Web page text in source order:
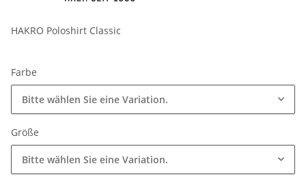
HAKRO Poloshirt Classic
Farbe
Bitte wählen Sie eine Variation.
Größe
Bitte wählen Sie eine Variation.